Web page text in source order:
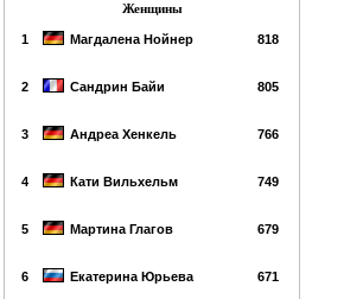
Женщины
1 Магдалена Нойнер 818
2 Сандрин Байи 805
3 Андреа Хенкель 766
4 Кати Вильхельм 749
5 Мартина Глагов 679
6 Екатерина Юрьева 671